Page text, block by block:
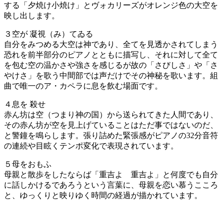
する「夕焼け小焼け」とヴォカリーズがオレンジ色の大空を
映し出します。
３空が 凝視（み）てゐる
自分をみつめる大空は神であり、全てを見透かされてしまう
恐れを前半部分のピアノとともに描写し、それに対して全て
を包む空の温かさや強さを感じるが故の「さびしさ」や「さ
やけさ」を歌う中間部では声だけでその神秘を歌います。組
曲で唯一のア・カペラに息を飲む場面です。
４息を 殺せ
赤ん坊は空（つまり神の国）から送られてきた人間であり、
その赤ん坊が空を見上げていることはただ事ではないのだ、
と警鐘を鳴らします。張り詰めた緊張感がピアノの32分音符
の連続や目眩くテンポ変化で表現されています。
５母をおもふ
母親と散歩をしたならば「重吉よ 重吉よ」と何度でも自分
に話しかけるであろうという言葉に、母親を恋い慕うこころ
と、ゆっくりと映りゆく時間の経過が描かれています。